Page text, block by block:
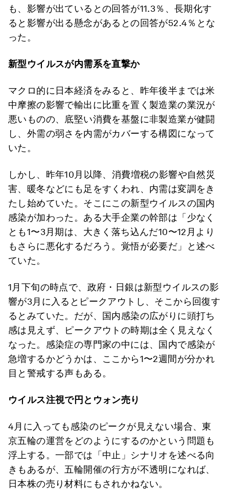
も、影響が出ているとの回答が11.3％、長期化す
ると影響が出る懸念があるとの回答が52.4％とな
った。
新型ウイルスが内需系を直撃か
マクロ的に日本経済をみると、昨年後半までは米
中摩擦の影響で輸出に比重を置く製造業の業況が
悪いものの、底堅い消費を基盤に非製造業が健闘
し、外需の弱さを内需がカバーする構図になって
いた。
しかし、昨年10月以降、消費増税の影響や自然災
害、暖冬などにも足をすくわれ、内需は変調をき
たし始めていた。そこにこの新型ウイルスの国内
感染が加わった。ある大手企業の幹部は「少なく
とも1〜3月期は、大きく落ち込んだ10〜12月より
もさらに悪化するだろう。覚悟が必要だ」と述べ
ていた。
1月下旬の時点で、政府・日銀は新型ウイルスの影
響が3月に入るとピークアウトし、そこから回復す
るとみていた。だが、国内感染の広がりに頭打ち
感は見えず、ピークアウトの時期は全く見えなく
なった。感染症の専門家の中には、国内で感染が
急増するかどうかは、ここから1〜2週間が分かれ
目と警戒する声もある。
ウイルス注視で円とウォン売り
4月に入っても感染のピークが見えない場合、東
京五輪の運営をどのようにするのかという問題も
浮上する。一部では「中止」シナリオを述べる向
きもあるが、五輪開催の行方が不透明になれば、
日本株の売り材料にもされかねない。